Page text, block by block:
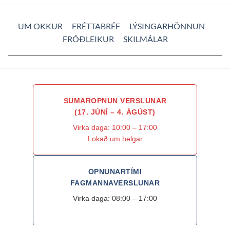
UM OKKUR FRÉTTABRÉF
LÝSINGARHÖNNUN
FRÓÐLEIKUR
SKILMÁLAR
SUMAROPNUN VERSLUNAR
(17. JÚNÍ – 4. ÁGÚST)
Virka daga: 10:00 – 17:00
Lokað um helgar
OPNUNARTÍMI
FAGMANNAVERSLUNAR
Virka daga: 08:00 – 17:00